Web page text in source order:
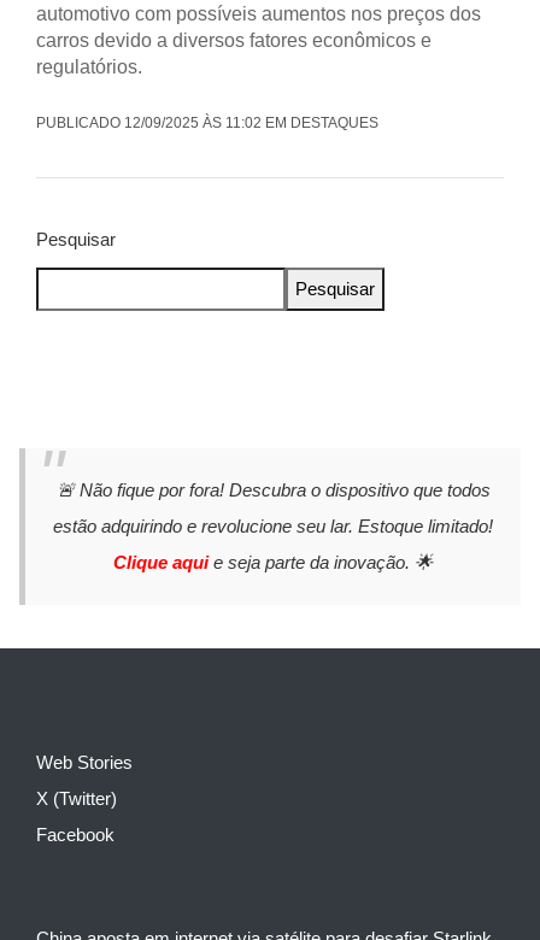
automotivo com possíveis aumentos nos preços dos
carros devido a diversos fatores econômicos e
regulatórios.
PUBLICADO 12/09/2025 ÀS 11:02 EM DESTAQUES
Pesquisar
Pesquisar
🚨 Não fique por fora! Descubra o dispositivo que todos
estão adquirindo e revolucione seu lar. Estoque limitado!
Clique aquie seja parte da inovação. 🌟
Web Stories
X (Twitter)
Facebook